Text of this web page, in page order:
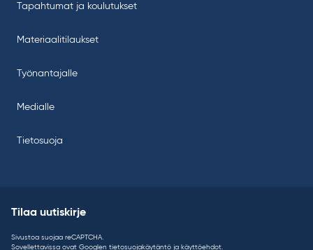
Tapahtumat ja koulutukset
Materiaalitilaukset
Työnantajalle
Medialle
Tietosuoja
Tilaa uutiskirje
Sivustoa suojaa reCAPTCHA.
Sovellettavissa ovat Googlen tietosuojakäytäntö ja käyttöehdot